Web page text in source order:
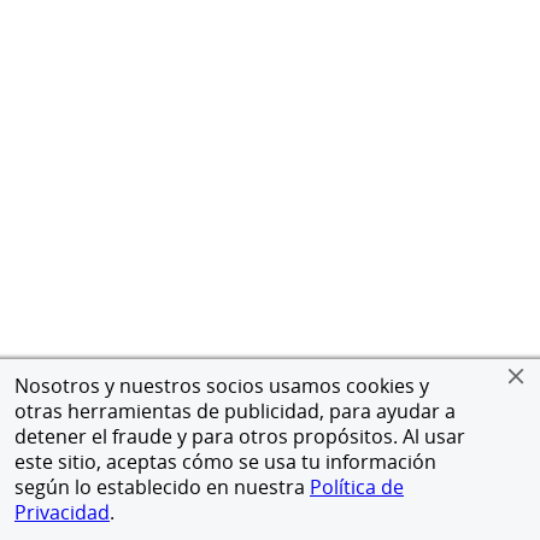
Nosotros y nuestros socios usamos cookies y
otras herramientas de publicidad, para ayudar a
detener el fraude y para otros propósitos. Al usar
este sitio, aceptas cómo se usa tu información
según lo establecido en nuestra Política de
Privacidad.